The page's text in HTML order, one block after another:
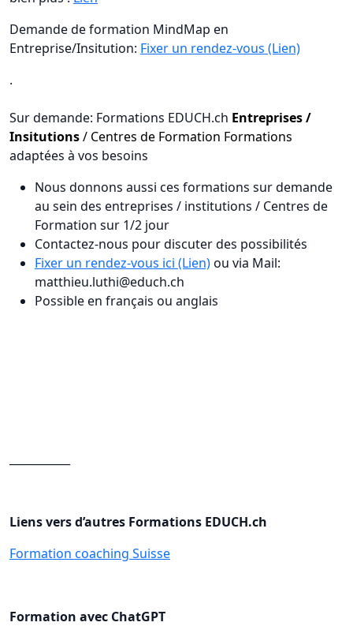
Demande de formation MindMap en
Entreprise/Insitution: Fixer un rendez-vous (Lien)
.
Sur demande: Formations EDUCH.ch Entreprises /
Insitutions/ Centres de Formation Formations
adaptées à vos besoins
Nous donnons aussi ces formations sur demande
au sein des entreprises / institutions / Centres de
Formation sur 1/2 jour
Contactez-nous pour discuter des possibilités
Fixer un rendez-vous ici (Lien)ou via Mail:
matthieu.luthi@educh.ch
Possible en français ou anglais
Liens vers d’autres Formations EDUCH.ch
Formation coaching Suisse
Formation avec ChatGPT